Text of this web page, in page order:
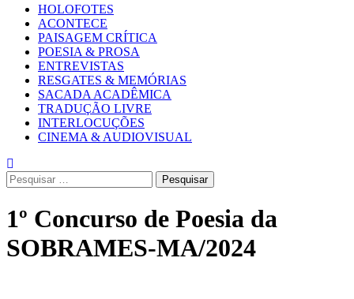
Primary
Menu
HOLOFOTES
ACONTECE
PAISAGEM CRÍTICA
POESIA & PROSA
ENTREVISTAS
RESGATES & MEMÓRIAS
SACADA ACADÊMICA
TRADUÇÃO LIVRE
INTERLOCUÇÕES
CINEMA & AUDIOVISUAL
Pesquisar
por:
1º Concurso de Poesia da
SOBRAMES-MA/2024